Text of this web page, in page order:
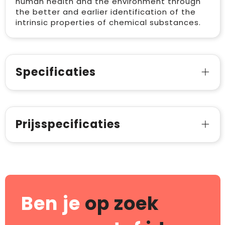
the better and earlier identification of the
intrinsic properties of chemical substances.
Specificaties
Prijsspecificaties
Ben je op zoek